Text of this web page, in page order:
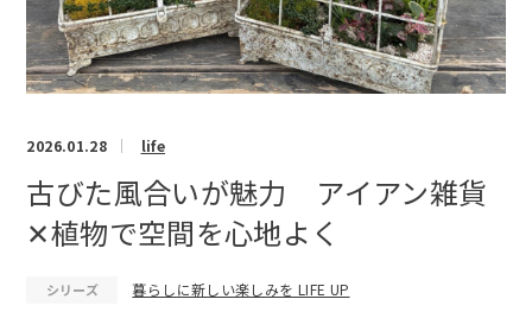
2026.01.28 life
古びた風合いが魅力 アイアン雑貨
✕植物で空間を心地よく
シリーズ 暮らしに新しい楽しみを LIFE UP